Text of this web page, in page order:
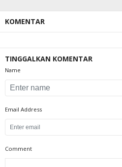
KOMENTAR
TINGGALKAN KOMENTAR
Name
Email Address
Comment